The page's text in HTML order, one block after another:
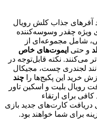
جذاب کلش رویال
وسوسه‌کننده
از
خاص
نکته قابل‌توجه در
چست، مجیکال
پکیج‌ها را چند
و اسکین تاور
ارتقاء
کارت‌های جدید بازی
شما خواهند بود.